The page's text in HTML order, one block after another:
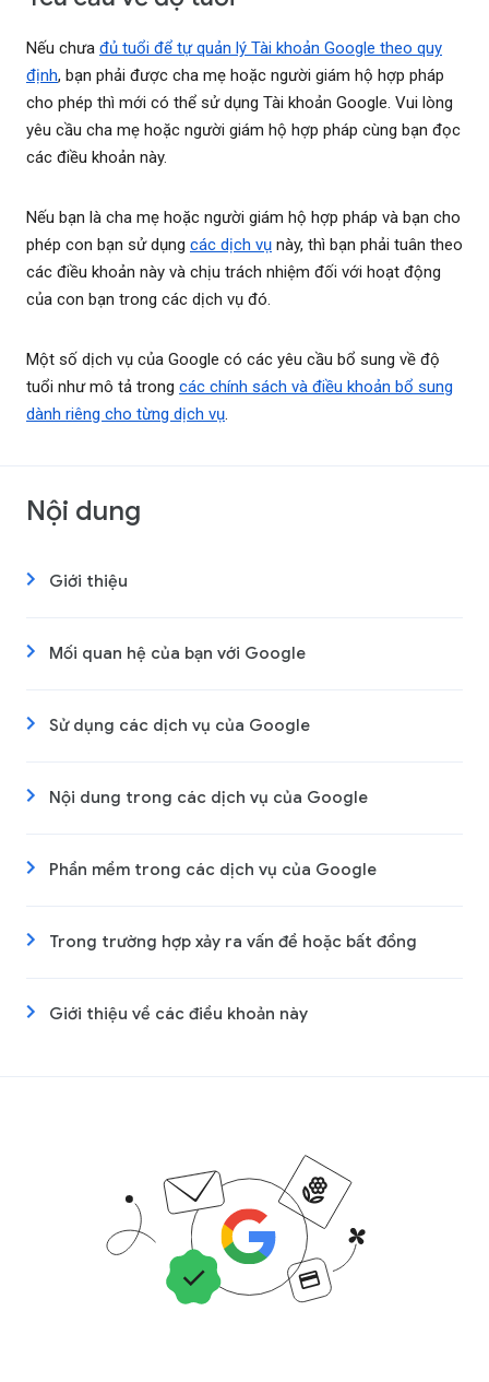
Nếu chưa đủ tuổi để tự quản lý Tài khoản Google theo quy
định, bạn phải được cha mẹ hoặc người giám hộ hợp pháp
cho phép thì mới có thể sử dụng Tài khoản Google. Vui lòng
yêu cầu cha mẹ hoặc người giám hộ hợp pháp cùng bạn đọc
các điều khoản này.
Nếu bạn là cha mẹ hoặc người giám hộ hợp pháp và bạn cho
phép con bạn sử dụng các dịch vụ này, thì bạn phải tuân theo
các điều khoản này và chịu trách nhiệm đối với hoạt động
của con bạn trong các dịch vụ đó.
Một số dịch vụ của Google có các yêu cầu bổ sung về độ
tuổi như mô tả trong các chính sách và điều khoản bổ sung
dành riêng cho từng dịch vụ.
Nội dung
Giới thiệu
Mối quan hệ của bạn với Google
Sử dụng các dịch vụ của Google
Nội dung trong các dịch vụ của Google
Phần mềm trong các dịch vụ của Google
Trong trường hợp xảy ra vấn đề hoặc bất đồng
Giới thiệu về các điều khoản này